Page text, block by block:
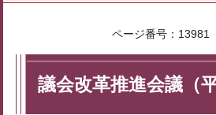
ページ番号：13981
議会改革推進会議（